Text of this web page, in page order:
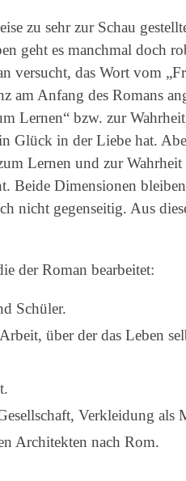
zu sehr zur Schau
geht es manchmal doch
versucht, das Wort vom
am Anfang des Romans
Lernen“ bzw. zur
Glück in der Liebe hat.
Lernen und zur
Beide Dimensionen
nicht gegenseitig. Aus
der Roman bearbeitet:
Schüler.
über der das Leben
Verkleidung als
Architekten nach Rom.